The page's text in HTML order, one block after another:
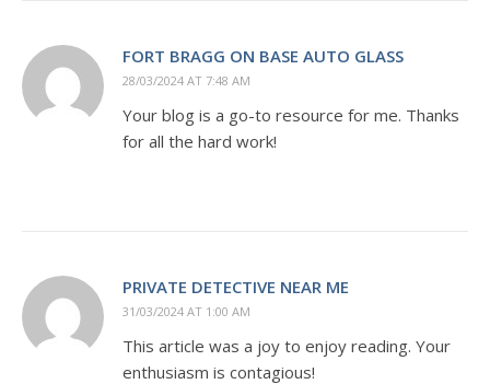
FORT BRAGG ON BASE AUTO GLASS
28/03/2024 AT 7:48 AM
Your blog is a go-to resource for me. Thanks
for all the hard work!
PRIVATE DETECTIVE NEAR ME
31/03/2024 AT 1:00 AM
This article was a joy to enjoy reading. Your
enthusiasm is contagious!